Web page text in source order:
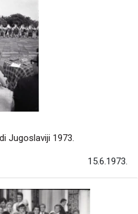
Jugoslaviji 1973.
15.6.1973.